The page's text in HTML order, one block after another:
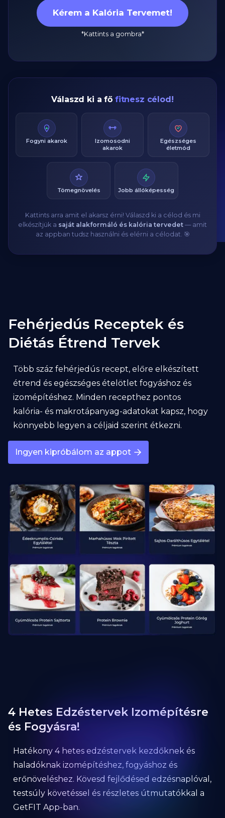
Kérem a Kalória Tervemet!
*Kattints a gombra*
Válaszd ki a fő fitnesz célod!
Fogyni akarok
Izomosodni
akarok
Egészséges
életmód
Tömegnövelés Jobb állóképesség
Kattints arra amit el akarsz érni! Válaszd ki a célod és mi
elkészítjük a saját alakformáló és kalória tervedet — amit
az appban tudsz használni és elérni a célodat. 🎯
Fehérjedús Receptek és
Diétás Étrend Tervek
Több száz fehérjedús recept, előre elkészített
étrend és egészséges ételötlet fogyáshoz és
izomépítéshez. Minden recepthez pontos
kalória- és makrotápanyag-adatokat kapsz, hogy
könnyebb legyen a céljaid szerint étkezni.
Ingyen kipróbálom az appot
4 Hetes Edzéstervek Izomépítésre
és Fogyásra!
Hatékony 4 hetes edzéstervek kezdőknek és
haladóknak izomépítéshez, fogyáshoz és
erőnöveléshez. Kövesd fejlődésed edzésnaplóval,
testsúly követéssel és részletes útmutatókkal a
GetFIT App-ban.